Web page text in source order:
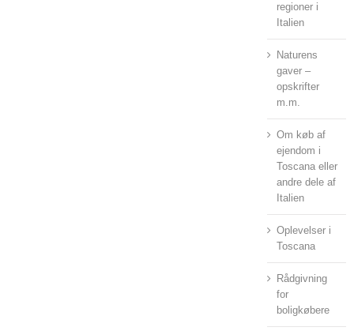
regioner i
Italien
Naturens
gaver –
opskrifter
m.m.
Om køb af
ejendom i
Toscana eller
andre dele af
Italien
Oplevelser i
Toscana
Rådgivning
for
boligkøbere